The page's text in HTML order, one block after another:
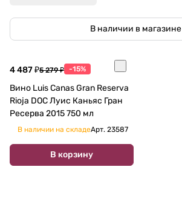
В наличии в магазине
4 487 ₽5 279 ₽ -15%
Вино Luis Canas Gran Reserva
Rioja DOC Луис Каньяс Гран
Ресерва 2015 750 мл
В наличии на складеАрт. 23587
В корзину